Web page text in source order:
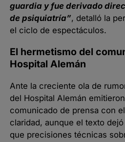
guardia y fue derivado
de psiquiatría”, detalló la
el ciclo de espectáculos.
El hermetismo del
Hospital Alemán
Ante la creciente ola de
del Hospital Alemán
comunicado de prensa con
claridad, aunque el texto
que precisiones técnicas